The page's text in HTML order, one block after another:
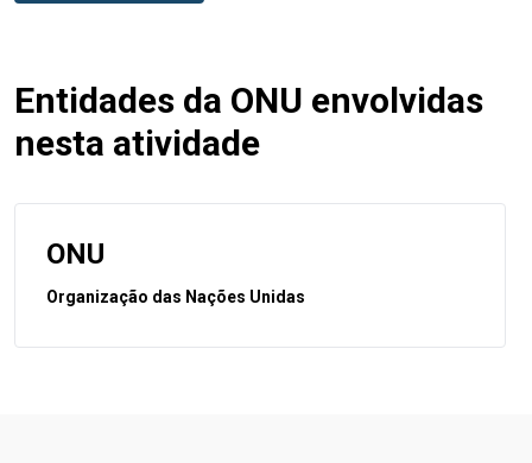
Entidades da ONU envolvidas
nesta atividade
ONU
Organização das Nações Unidas